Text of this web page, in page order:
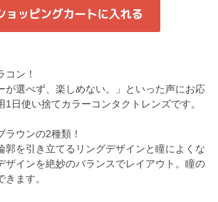
コン！
が選べず、楽しめない。」といった声にお応
1日使い捨てカラーコンタクトレンズです。
ラウンの2種類！
郭を引き立てるリングデザインと瞳によくな
ザインを絶妙のバランスでレイアウト。瞳の
ます。